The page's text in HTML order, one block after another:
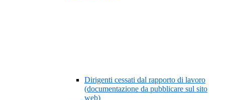
Dirigenti cessati dal rapporto di lavoro
(documentazione da pubblicare sul sito
web)